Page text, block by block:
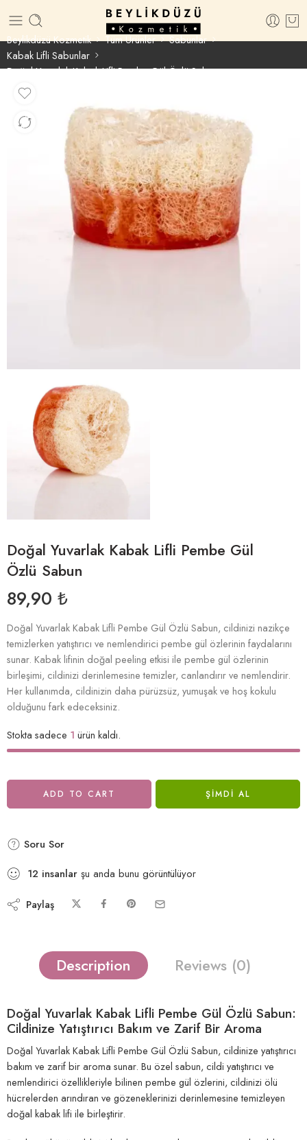
Beylikdüzü Kozmetik Tüm Ürünler
Sabunlar
Kabak Lifli Sabunlar
Doğal Yuvarlak Kabak Lifli Pembe Gül Özlü Sabun
Doğal Yuvarlak Kabak Lifli Pembe Gül
Özlü Sabun
89,90 ₺
Doğal Yuvarlak Kabak Lifli Pembe Gül Özlü Sabun, cildinizi nazikçe
temizlerken yatıştırıcı ve nemlendirici pembe gül özlerinin faydalarını
sunar. Kabak lifinin doğal peeling etkisi ile pembe gül özlerinin
birleşimi, cildinizi derinlemesine temizler, canlandırır ve nemlendirir.
Her kullanımda, cildinizin daha pürüzsüz, yumuşak ve hoş kokulu
olduğunu fark edeceksiniz.
Stokta sadece 1 ürün kaldı.
ADD TO CART ŞIMDI AL
Soru Sor
12 insanlar şu anda bunu görüntülüyor
Paylaş
Description Reviews (0)
Doğal Yuvarlak Kabak Lifli Pembe Gül Özlü Sabun:
Cildinize Yatıştırıcı Bakım ve Zarif Bir Aroma
Doğal Yuvarlak Kabak Lifli Pembe Gül Özlü Sabun, cildinize yatıştırıcı
bakım ve zarif bir aroma sunar. Bu özel sabun, cildi yatıştırıcı ve
nemlendirici özellikleriyle bilinen pembe gül özlerini, cildinizi ölü
hücrelerden arındıran ve gözeneklerinizi derinlemesine temizleyen
doğal kabak lifi ile birleştirir.